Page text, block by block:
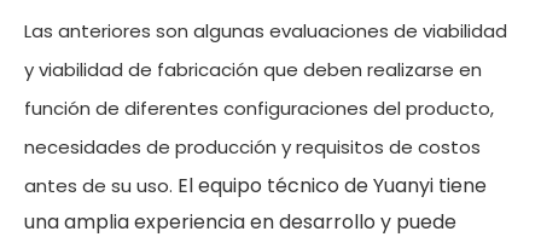
Las anteriores son algunas evaluaciones de viabilidad
y viabilidad de fabricación que deben realizarse en
función de diferentes configuraciones del producto,
necesidades de producción y requisitos de costos
antes de su uso. El equipo técnico de Yuanyi tiene
una amplia experiencia en desarrollo y puede